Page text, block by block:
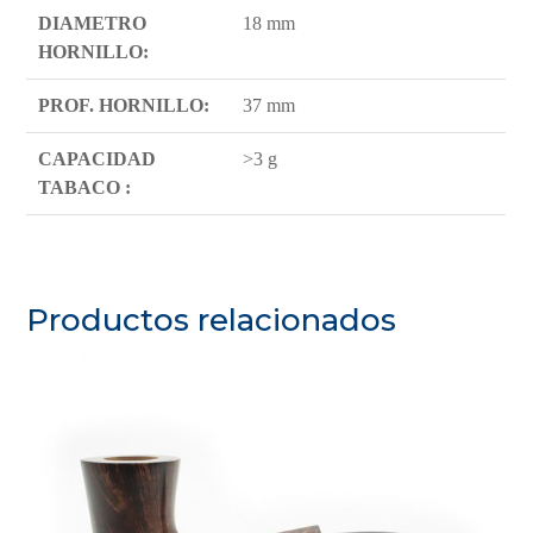
DIAMETRO
HORNILLO:
18 mm
PROF. HORNILLO: 37 mm
CAPACIDAD
TABACO :
>3 g
Productos relacionados